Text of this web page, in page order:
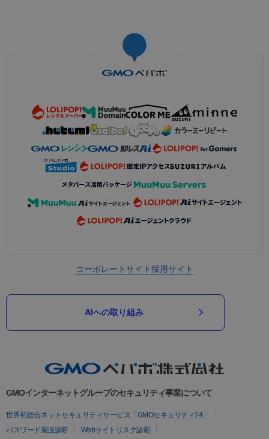
コーポレートサイト採用サイト
AIへの取り組み
GMOインターネットグループのセキュリティ事業について
世界初総合ネットセキュリティサービス「GMOセキュリティ24」
パスワード漏洩診断
Webサイトリスク診断